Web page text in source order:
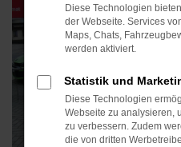
Diese Technologien
der Webseite. Services
Maps, Chats,
werden aktiviert.
Statistik und
Diese Technologien
Webseite zu analysieren,
zu verbessern. Zudem
die von dritten